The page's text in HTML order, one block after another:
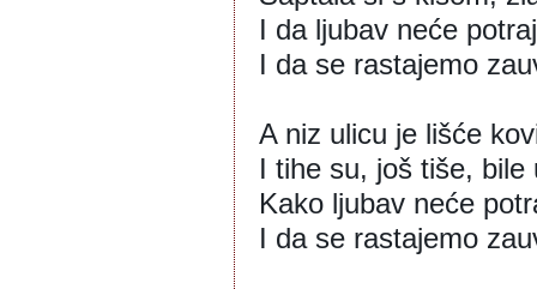
I da ljubav neće
I da se rastajemo
A niz ulicu je lišće
I tihe su, još tiše, bile
Kako ljubav neće
I da se rastajemo